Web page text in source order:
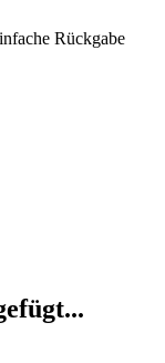
Rückgabe